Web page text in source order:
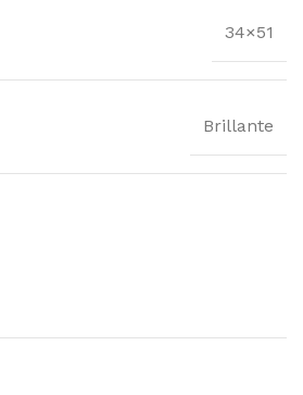
34×51
Brillante